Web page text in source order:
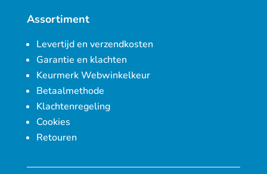
Assortiment
Levertijd en verzendkosten
Garantie en klachten
Keurmerk Webwinkelkeur
Betaalmethode
Klachtenregeling
Cookies
Retouren